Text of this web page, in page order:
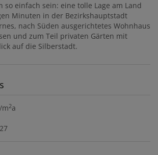
so einfach sein: eine tolle Lage am Land
Minuten in der Bezirkshauptstadt
nach Süden ausgerichtetes Wohnhaus
und zum Teil privaten Gärten mit
auf die Silberstadt.
m2a